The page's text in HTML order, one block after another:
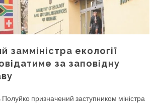
замміністра екології
за заповідну
призначений заступником міністра